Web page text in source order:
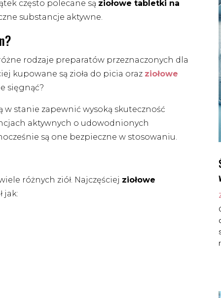
często polecane są ziołowe tabletki na
substancje aktywne.
rodzaje preparatów przeznaczonych dla
kupowane są zioła do picia oraz ziołowe
sięgnąć?
w stanie zapewnić wysoką skuteczność
aktywnych o udowodnionych
są one bezpieczne w stosowaniu.
różnych ziół. Najczęściej ziołowe
jak: